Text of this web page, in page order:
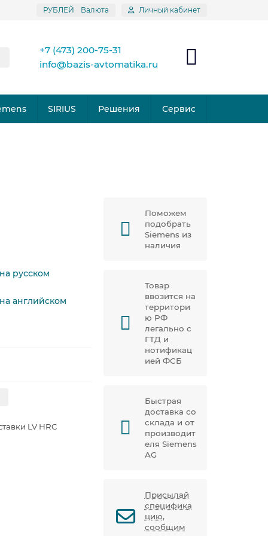
РУБЛЕЙ Валюта Личный кабинет
+7 (473) 200-75-31
info@bazis-avtomatika.ru
SIRIUS Решения Сервис
русском
английском
LV HRC
Поможем
подобрать
Siemens из
наличия
Товар
ввозится на
территори
ю РФ
легально с
ГТД и
нотификац
ией ФСБ
Быстрая
доставка со
склада и от
производит
еля Siemens
AG
Присылай
специфика
цию,
сообщим